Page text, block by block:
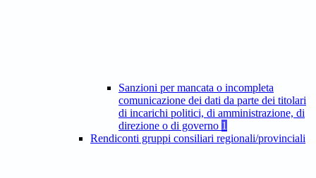
Sanzioni per mancata o incompleta
comunicazione dei dati da parte dei titolari
di incarichi politici, di amministrazione, di
direzione o di governo 1
Rendiconti gruppi consiliari regionali/provinciali